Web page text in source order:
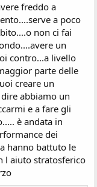
freddo a
a poco
non ci fai
un
contro...a livello
parte delle
creare un
abbiamo un
e a fare gli
è andata in
dei
hanno battuto le
l aiuto stratosferico